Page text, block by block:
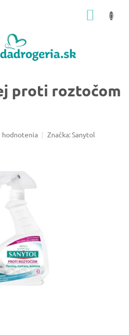
proti roztočom
hodnotenia Značka:Sanytol